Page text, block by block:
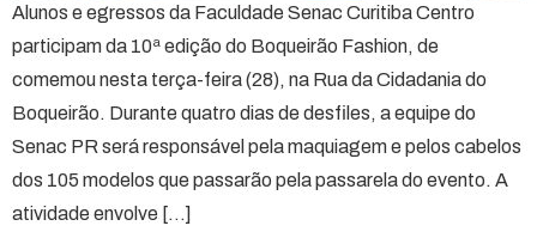
Alunos e egressos da Faculdade Senac Curitiba Centro
participam da 10ª edição do Boqueirão Fashion, de
comemou nesta terça-feira (28), na Rua da Cidadania do
Boqueirão. Durante quatro dias de desfiles, a equipe do
Senac PR será responsável pela maquiagem e pelos cabelos
dos 105 modelos que passarão pela passarela do evento. A
atividade envolve […]